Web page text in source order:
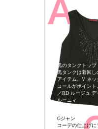
黒のタンクトップ
黒タンクは着回し
アイテム。V ネッ
コールがポイント
／RD ルージュ デ
ルーニィ
Gジャン
コーデの仕上げに